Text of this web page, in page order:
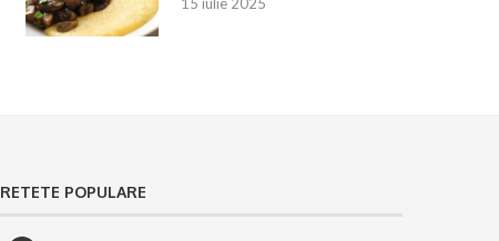
15 iulie 2025
RETETE POPULARE